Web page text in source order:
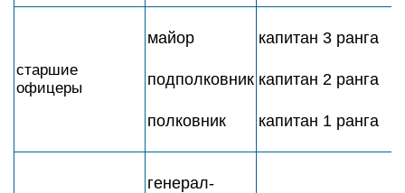
старшие
офицеры
майор
подполковник
полковник
капитан 3 ранга
капитан 2 ранга
капитан 1 ранга
генерал-